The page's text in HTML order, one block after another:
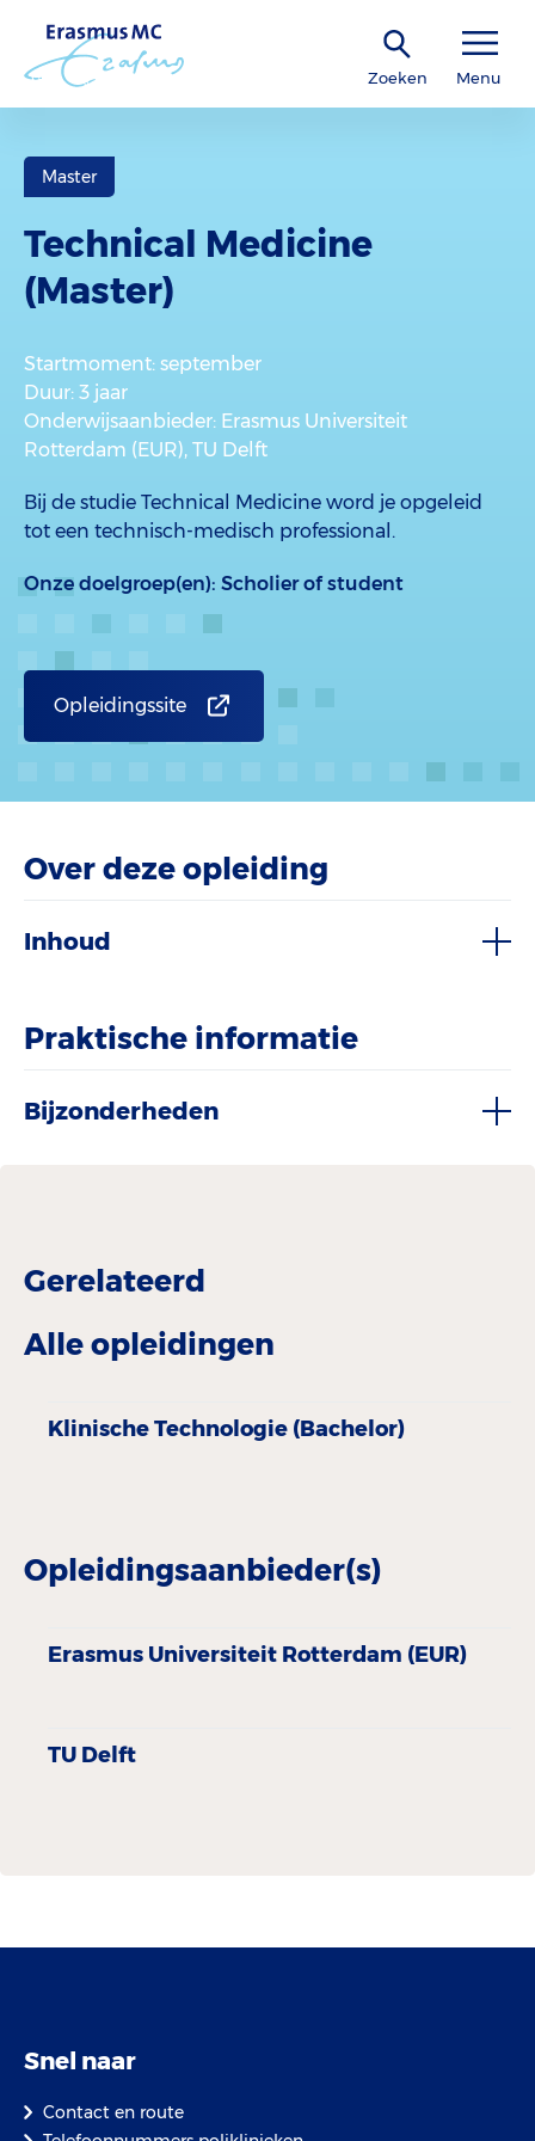
Zoeken Menu
Master
Technical Medicine
(Master)
Startmoment: september
Duur: 3 jaar
Onderwijsaanbieder: Erasmus Universiteit
Rotterdam (EUR), TU Delft
Bij de studie Technical Medicine word je opgeleid
tot een technisch-medisch professional.
Onze doelgroep(en): Scholier of student
Opleidingssite
Over deze opleiding
Inhoud
Praktische informatie
Bijzonderheden
Gerelateerd
Alle opleidingen
Klinische Technologie (Bachelor)
Opleidingsaanbieder(s)
Erasmus Universiteit Rotterdam (EUR)
TU Delft
Snel naar
Contact en route